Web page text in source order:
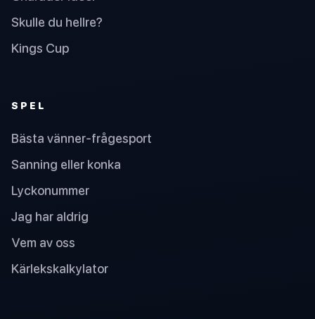
Skulle du hellre?
Kings Cup
SPEL
Bästa vänner-frågesport
Sanning eller konka
Lyckonummer
Jag har aldrig
Vem av oss
Kärlekskalkylator